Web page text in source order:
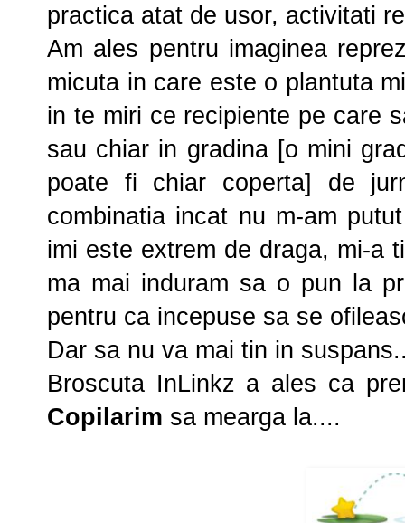
practica atat de usor, activitati
Am ales pentru imaginea
micuta in care este o plantuta
in te miri ce recipiente pe care
sau chiar in gradina [o mini
poate fi chiar coperta] de
combinatia incat nu m-am
imi este extrem de draga, mi-a
ma mai induram sa o pun la
pentru ca incepuse sa se
Dar sa nu va mai tin in
Broscuta InLinkz a ales ca
Copilarim sa mearga la....